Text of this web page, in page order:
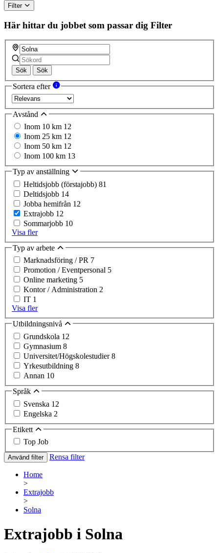
Filter
Här hittar du jobbet som passar dig Filter
Sök Sök
Sortera efter
Avstånd
Inom 10 km 12
Inom 25 km 12
Inom 50 km 12
Inom 100 km 13
Typ av anställning
Heltidsjobb (förstajobb) 81
Deltidsjobb 14
Jobba hemifrån 12
Extrajobb 12
Sommarjobb 10
Visa fler
Typ av arbete
Marknadsföring / PR 7
Promotion / Eventpersonal 5
Online marketing 5
Kontor / Administration 2
IT 1
Visa fler
Utbildningsnivå
Grundskola 12
Gymnasium 8
Universitet/Högskolestudier8
Yrkesutbildning 8
Annan 10
Språk
Svenska 12
Engelska 2
Etikett
Top Job
Använd filter Rensa filter
Home
>
Extrajobb
>
Solna
Extrajobb i Solna